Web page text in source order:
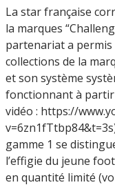
La star française
la marques
partenariat a
collections de la
et son système
fonctionnant à partir
vidéo : https://
gamme 1 se
l’effigie du jeune
en quantité limité